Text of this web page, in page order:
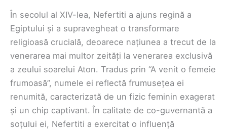
În secolul al XIV-lea, Nefertiti a ajuns regină a
Egiptului și a supravegheat o transformare
religioasă crucială, deoarece națiunea a trecut de la
venerarea mai multor zeități la venerarea exclusivă
a zeului soarelui Aton. Tradus prin “A venit o femeie
frumoasă”, numele ei reflectă frumusețea ei
renumită, caracterizată de un fizic feminin exagerat
și un chip captivant. În calitate de co-guvernantă a
soțului ei, Nefertiti a exercitat o influență